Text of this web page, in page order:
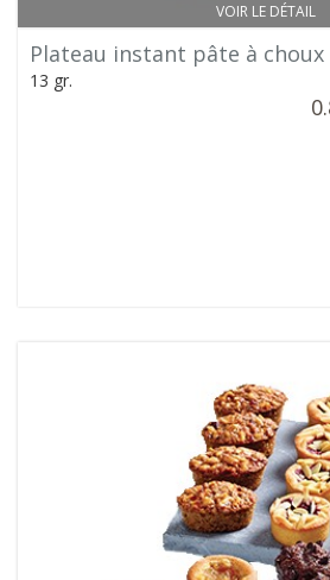
VOIR LE DÉTAIL
Plateau instant pâte à choux
13 gr.